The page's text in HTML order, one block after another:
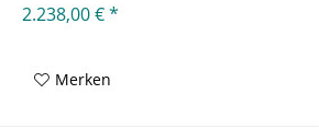
2.238,00 € *
Merken